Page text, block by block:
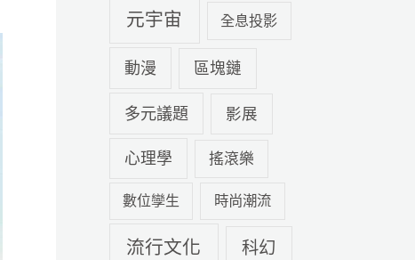
元宇宙 全息投影
動漫 區塊鏈
多元議題 影展
心理學 搖滾樂
數位孿生 時尚潮流
流行文化 科幻